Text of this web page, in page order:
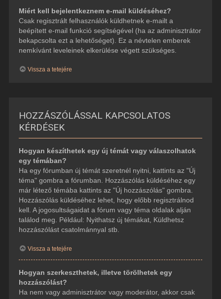
Miért kell bejelentkeznem e-mail küldéséhez?
Csak regisztrált felhasználók küldhetnek e-mailt a
beépített e-mail funkció segítségével (ha az adminisztrátor
bekapcsolta ezt a lehetőséget). Ez a névtelen emberek
nemkívánt leveleinek elkerülése végett szükséges.
Vissza a tetejére
HOZZÁSZÓLÁSSAL KAPCSOLATOS
KÉRDÉSEK
Hogyan készíthetek egy új témát vagy válaszolhatok
egy témában?
Ha egy fórumban új témát szeretnél nyitni, kattints az "Új
téma" gombra a fórumban. Hozzászólás küldéséhez egy
már létező témába kattints az "Új hozzászólás" gombra.
Hozzászólás küldéséhez lehet, hogy előbb regisztrálnod
kell. A jogosultságaidat a fórum vagy téma oldalak alján
találod meg. Például: Nyithatsz új témákat, Küldhetsz
hozzászólást csatolmánnyal stb.
Vissza a tetejére
Hogyan szerkeszthetek, illetve törölhetek egy
hozzászólást?
Ha nem vagy adminisztrátor vagy moderátor, akkor csak